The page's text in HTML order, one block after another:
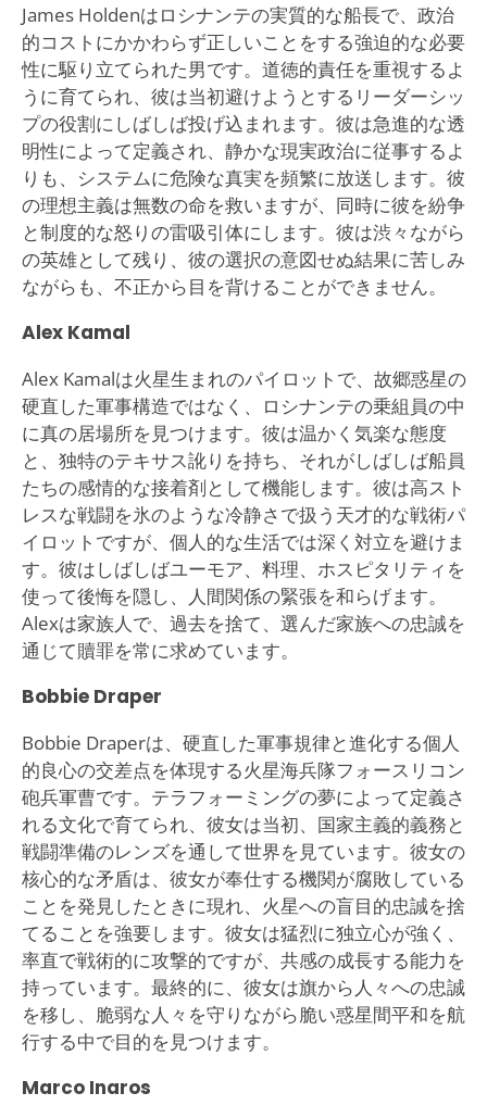
James Holdenはロシナンテの実質的な船長で、政治
的コストにかかわらず正しいことをする強迫的な必要
性に駆り立てられた男です。道徳的責任を重視するよ
うに育てられ、彼は当初避けようとするリーダーシッ
プの役割にしばしば投げ込まれます。彼は急進的な透
明性によって定義され、静かな現実政治に従事するよ
りも、システムに危険な真実を頻繁に放送します。彼
の理想主義は無数の命を救いますが、同時に彼を紛争
と制度的な怒りの雷吸引体にします。彼は渋々ながら
の英雄として残り、彼の選択の意図せぬ結果に苦しみ
ながらも、不正から目を背けることができません。
Alex Kamal
Alex Kamalは火星生まれのパイロットで、故郷惑星の
硬直した軍事構造ではなく、ロシナンテの乗組員の中
に真の居場所を見つけます。彼は温かく気楽な態度
と、独特のテキサス訛りを持ち、それがしばしば船員
たちの感情的な接着剤として機能します。彼は高スト
レスな戦闘を氷のような冷静さで扱う天才的な戦術パ
イロットですが、個人的な生活では深く対立を避けま
す。彼はしばしばユーモア、料理、ホスピタリティを
使って後悔を隠し、人間関係の緊張を和らげます。
Alexは家族人で、過去を捨て、選んだ家族への忠誠を
通じて贖罪を常に求めています。
Bobbie Draper
Bobbie Draperは、硬直した軍事規律と進化する個人
的良心の交差点を体現する火星海兵隊フォースリコン
砲兵軍曹です。テラフォーミングの夢によって定義さ
れる文化で育てられ、彼女は当初、国家主義的義務と
戦闘準備のレンズを通して世界を見ています。彼女の
核心的な矛盾は、彼女が奉仕する機関が腐敗している
ことを発見したときに現れ、火星への盲目的忠誠を捨
てることを強要します。彼女は猛烈に独立心が強く、
率直で戦術的に攻撃的ですが、共感の成長する能力を
持っています。最終的に、彼女は旗から人々への忠誠
を移し、脆弱な人々を守りながら脆い惑星間平和を航
行する中で目的を見つけます。
Marco Inaros